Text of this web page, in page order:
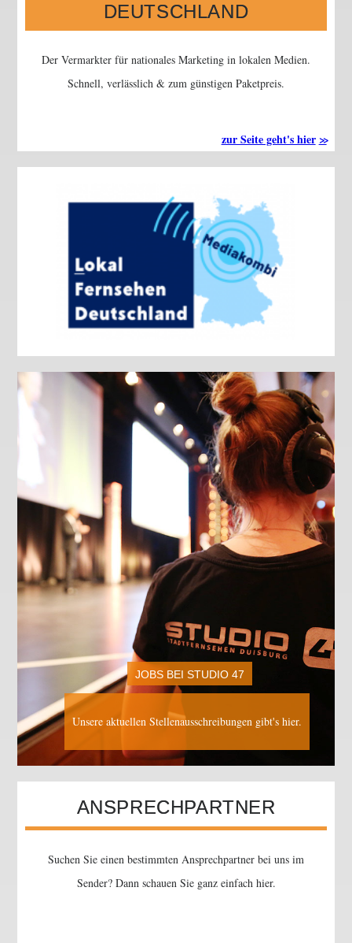
DEUTSCHLAND
Der Vermarkter für nationales Marketing in lokalen Medien.
Schnell, verlässlich & zum günstigen Paketpreis.
zur Seite geht's hier
JOBS BEI STUDIO 47
Unsere aktuellen Stellenausschreibungen gibt's hier.
ANSPRECHPARTNER
Suchen Sie einen bestimmten Ansprechpartner bei uns im
Sender? Dann schauen Sie ganz einfach hier.